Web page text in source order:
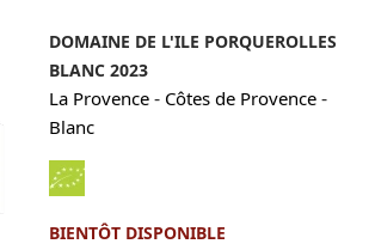
DOMAINE DE L'ILE PORQUEROLLES
BLANC 2023
La Provence - Côtes de Provence -
Blanc
BIENTÔT DISPONIBLE